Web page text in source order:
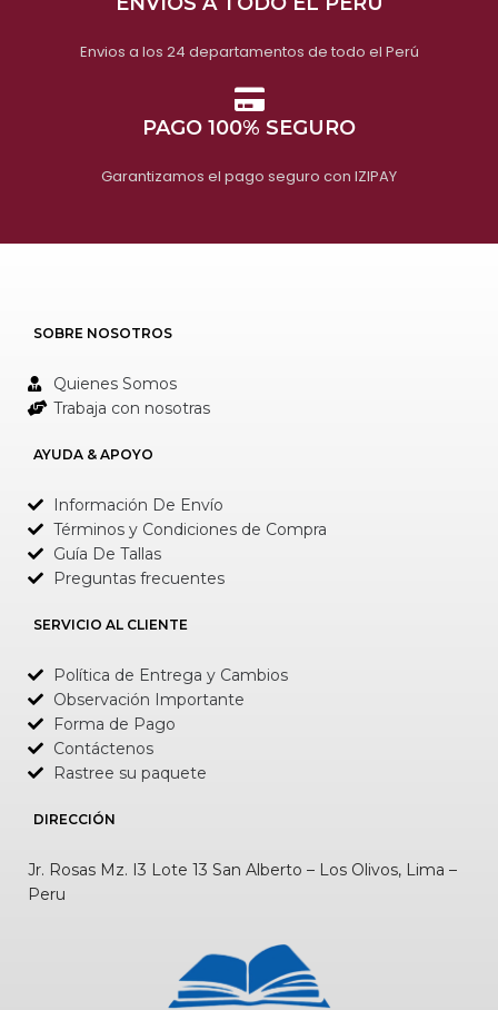
Envios a los 24 departamentos de todo el Perú
PAGO 100% SEGURO
Garantizamos el pago seguro con IZIPAY
SOBRE NOSOTROS
Quienes Somos
Trabaja con nosotras
AYUDA & APOYO
Información De Envío
Términos y Condiciones de Compra
Guía De Tallas
Preguntas frecuentes
SERVICIO AL CLIENTE
Política de Entrega y Cambios
Observación Importante
Forma de Pago
Contáctenos
Rastree su paquete
DIRECCIÓN
Jr. Rosas Mz. I3 Lote 13 San Alberto – Los Olivos, Lima –
Peru